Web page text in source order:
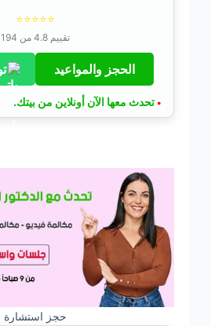
⭐⭐⭐⭐⭐
تقييم 4.8 من 194
الحجز والمواعيد
• تحدث معها الآن أونلاين من بيتك.
حجز استشارة